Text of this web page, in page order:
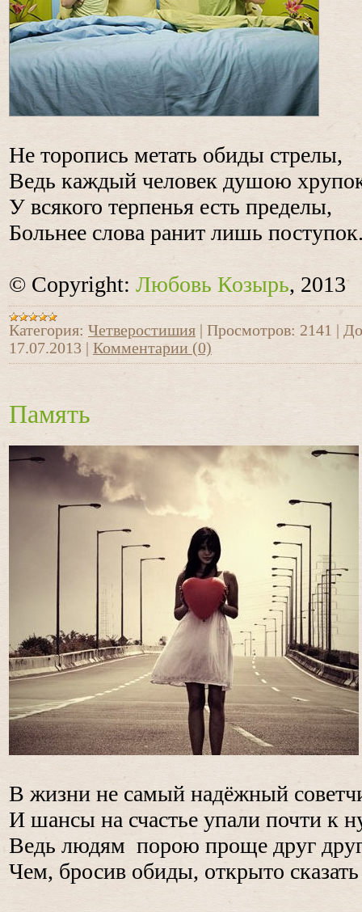
Не торопись метать обиды стрелы,
Ведь каждый человек душою
У всякого терпенья есть пределы,
Больнее слова ранит лишь
© Copyright: Любовь Козырь, 2013
Категория: Четверостишия Просмотров: 2141
17.07.2013
Комментарии (0)
Память
В жизни не самый надёжный
И шансы на счастье упали почти к
Ведь людям порою проще друг
Чем, бросив обиды, открыто